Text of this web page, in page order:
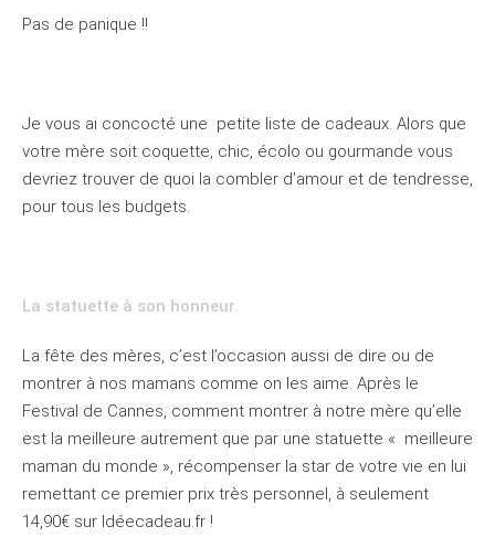
Pas de panique !!
Je vous ai concocté une petite liste de cadeaux. Alors que
votre mère soit coquette, chic, écolo ou gourmande vous
devriez trouver de quoi la combler d’amour et de tendresse,
pour tous les budgets.
La statuette à son honneur.
La fête des mères, c’est l’occasion aussi de dire ou de
montrer à nos mamans comme on les aime. Après le
Festival de Cannes, comment montrer à notre mère qu’elle
est la meilleure autrement que par une statuette « meilleure
maman du monde », récompenser la star de votre vie en lui
remettant ce premier prix très personnel, à seulement
14,90€ sur Idéecadeau.fr !